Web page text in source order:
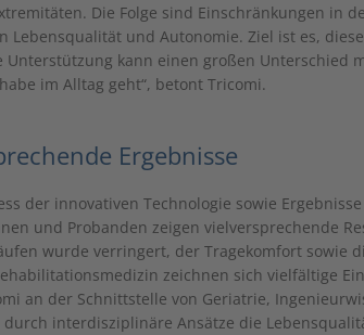
Die Folge sind Einschränkungen in
Lebensqualität und Autonomie. Ziel ist es,
Unterstützung kann einen großen Unterschied
im Alltag geht“, betont Tricomi.
Ergebnisse
der innovativen Technologie sowie
und Probanden zeigen vielversprechende
wurde verringert, der Tragekomfort sowie
zeichnen sich vielfältige
an der Schnittstelle von Geriatrie,
interdisziplinäre Ansätze die